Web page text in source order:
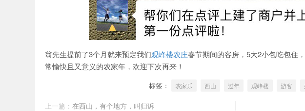
翁先生提前了3个月就来预定我们观峰楼农庄春节期间的客房，5大2小包吃包住
常愉快且又意义的农家年，欢迎下次再来！
标签： 农家乐 西山 过年 观峰楼 游客
上一篇： 在西山，有个地方，叫归诉